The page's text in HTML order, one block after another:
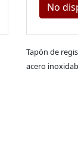
No
Tapón de
acero